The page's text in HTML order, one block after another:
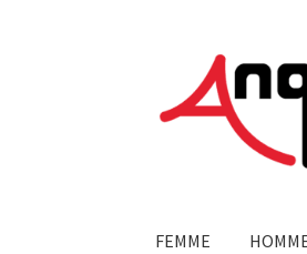
la
navigation
contenu
FEMME